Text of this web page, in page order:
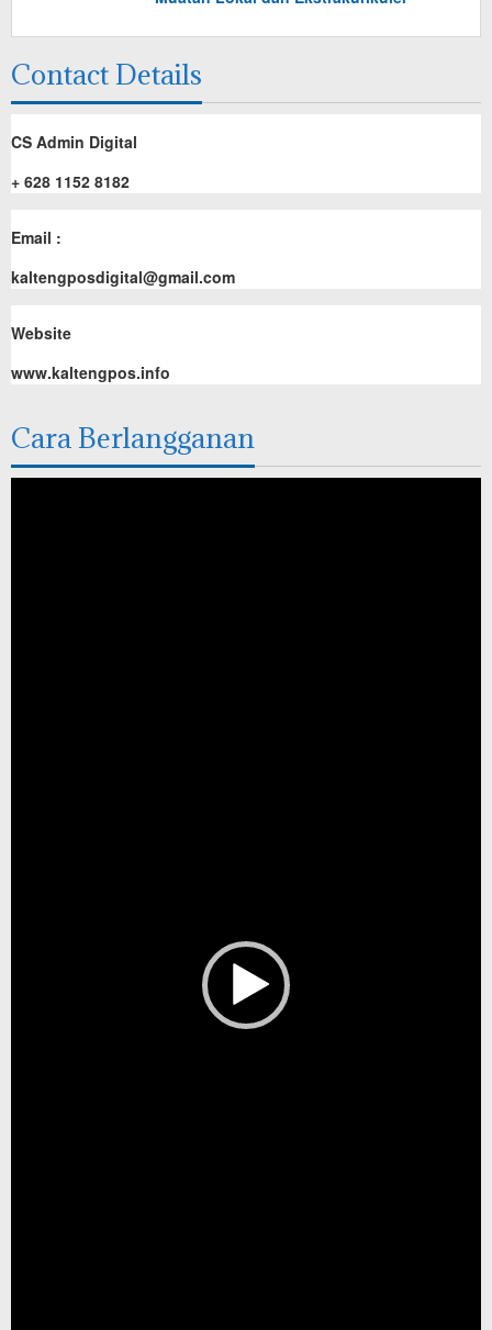
Contact Details
CS Admin Digital
+ 628 1152 8182
Email :
kaltengposdigital@gmail.com
Website
www.kaltengpos.info
Cara Berlangganan